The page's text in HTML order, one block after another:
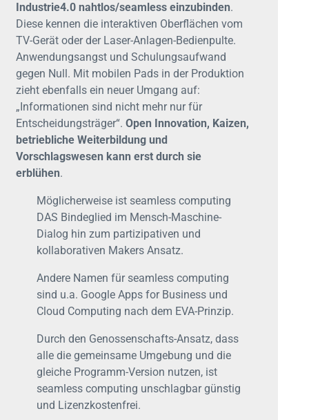
Industrie4.0 nahtlos/seamless einzubinden.
Diese kennen die interaktiven Oberflächen vom
TV-Gerät oder der Laser-Anlagen-Bedienpulte.
Anwendungsangst und Schulungsaufwand
gegen Null. Mit mobilen Pads in der Produktion
zieht ebenfalls ein neuer Umgang auf:
„Informationen sind nicht mehr nur für
Entscheidungsträger“. Open Innovation, Kaizen,
betriebliche Weiterbildung und
Vorschlagswesen kann erst durch sie
erblühen.
Möglicherweise ist seamless computing
DAS Bindeglied im Mensch-Maschine-
Dialog hin zum partizipativen und
kollaborativen Makers Ansatz.
Andere Namen für seamless computing
sind u.a. Google Apps for Business und
Cloud Computing nach dem EVA-Prinzip.
Durch den Genossenschafts-Ansatz, dass
alle die gemeinsame Umgebung und die
gleiche Programm-Version nutzen, ist
seamless computing unschlagbar günstig
und Lizenzkostenfrei.